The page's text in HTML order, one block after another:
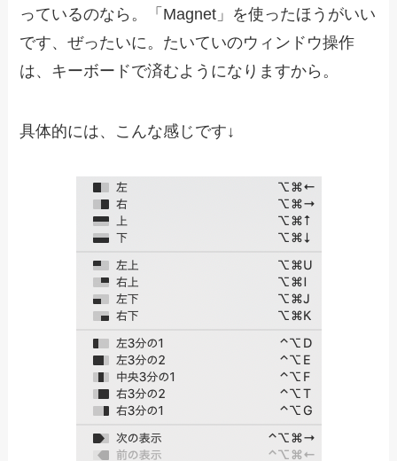
っているのなら。「Magnet」を使ったほうがいい
です、ぜったいに。たいていのウィンドウ操作
は、キーボードで済むようになりますから。
具体的には、こんな感じです↓